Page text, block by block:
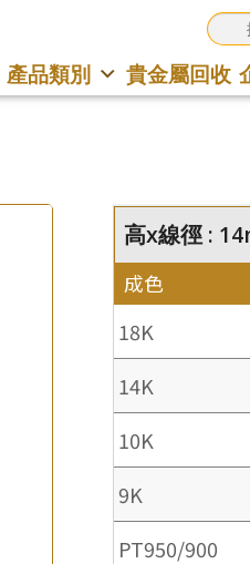
產品類別 貴金屬回收
高x線徑 :
成色
18K
14K
10K
9K
PT950/900